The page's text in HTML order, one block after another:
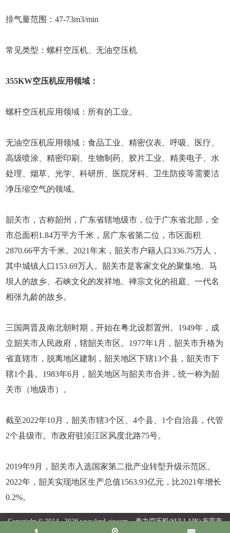
排气量范围：47-73m3/min
常见类型：螺杆空压机、无油空压机
355KW空压机应用领域：
螺杆空压机应用领域：所有的工业。
无油空压机应用领域：食品工业、精密仪表、呼吸、医疗、
高级喷涂、精密印刷、生物制药、胶片工业、精美电子、水
处理、烟草、光学、科研所、医院牙科、卫生防疫等需要洁
净压缩空气的领域。
韶关市，古称韶州，广东省辖地级市，位于广东省北部，全
市总面积1.84万平方千米，居广东省第二位，市区面积
2870.66平方千米。2021年末，韶关市户籍人口336.75万人，
其中城镇人口153.69万人。韶关市是客家文化的聚集地、马
坝人的故乡、石峡文化的发祥地、禅宗文化的祖庭、一代名
相张九龄的故乡。
三国两晋及南北朝时期，开始在粤北设郡置州。1949年，成
立韶关市人民政府，辖韶关市区。1977年1月，韶关市升格为
省直辖市，脱离地区建制，韶关地区下辖13个县，韶关市下
辖1个县。1983年6月，韶关地区与韶关市合并，统一称为韶
关市（地级市）。
截至2022年10月，韶关市辖3个区、4个县、1个自治县，代管
2个县级市。市政府驻浈江区风度北路75号。
2019年9月，韶关市入选国家第二批产业转型升级示范区。
2022年，韶关实现地区生产总值1563.93亿元，比2021年增长
0.2%。
Copyright © 2014 - 2026 www.kpd-air.com 寿力空压机(SULLAIR)东莞市